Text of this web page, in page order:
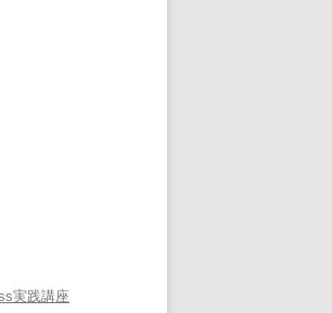
実践講座